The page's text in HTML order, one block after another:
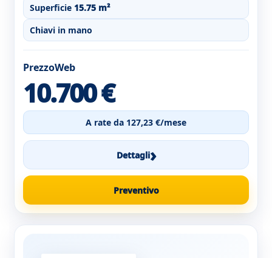
Superficie 15.75 m²
Chiavi in mano
PrezzoWeb
10.700 €
A rate da 127,23 €/mese
Dettagli›
Preventivo